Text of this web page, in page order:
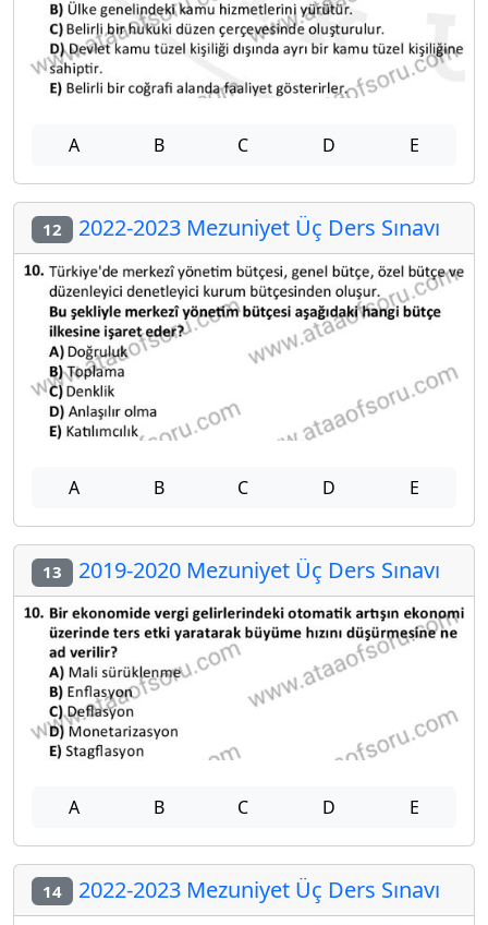
A B C D E
12 2022-2023 Mezuniyet Üç Ders Sınavı
A B C D E
13 2019-2020 Mezuniyet Üç Ders Sınavı
A B C D E
14 2022-2023 Mezuniyet Üç Ders Sınavı